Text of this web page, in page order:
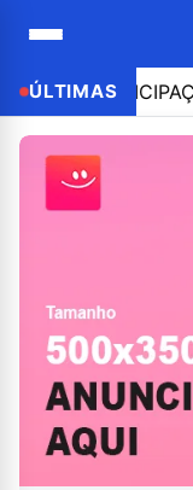
ÚLTIMAS
PARTICIPAÇÃO